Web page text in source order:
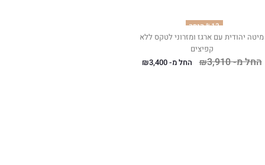
%13 הנחה
מיטה יהודית עם ארגז ומזרוני לטקס ללא
קפיצים
החל מ- ₪3,910 החל מ- ₪3,400